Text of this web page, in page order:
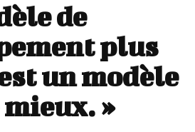
de
plus
un modèle
»